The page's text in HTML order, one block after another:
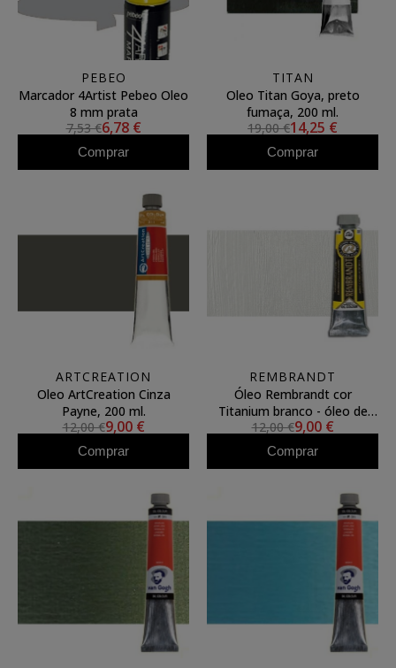
PEBEO
Marcador 4Artist Pebeo Oleo
8 mm prata
7,53 €6,78 €
Comprar
TITAN
Oleo Titan Goya, preto
fumaça, 200 ml.
19,00 €14,25 €
Comprar
ARTCREATION
Oleo ArtCreation Cinza
Payne, 200 ml.
12,00 €9,00 €
Comprar
REMBRANDT
Óleo Rembrandt cor
Titanium branco - óleo de
cártamo (40 ml.) 105
12,00 €9,00 €
Comprar